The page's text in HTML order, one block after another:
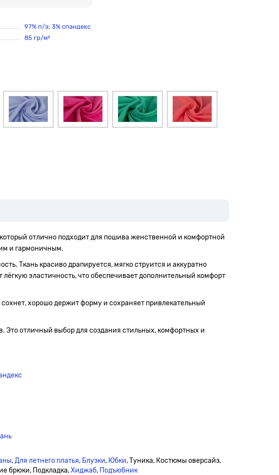
97% п/э; 3% спандекс
85 гр/м²
отлично подходит для пошива женственной и комфортной
и гармоничным.
Ткань красиво драпируется, мягко струится и аккуратно
эластичность, что обеспечивает дополнительный комфорт
хорошо держит форму и сохраняет привлекательный
Это отличный выбор для создания стильных, комфортных и
,Для летнего платья, Блузки, Юбки, Туника, Костюмы оверсайз,
брюки, Подкладка,Хиджаб, Подъюбник